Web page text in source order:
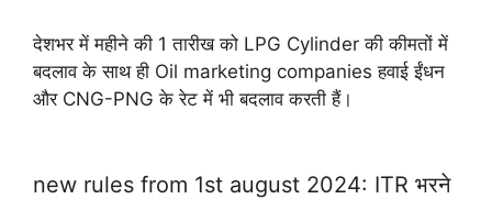
देशभर में महीने की 1 तारीख को LPG Cylinder की कीमतों में
बदलाव के साथ ही Oil marketing companies हवाई ईंधन
और CNG-PNG के रेट में भी बदलाव करती हैं।
new rules from 1st august 2024: ITR भरने